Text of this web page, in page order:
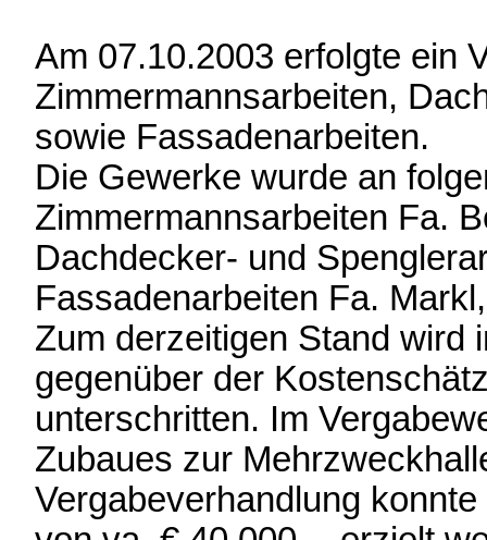
Am 07.10.2003 erfolgte ein
Zimmermannsarbeiten,
sowie Fassadenarbeiten.
Die Gewerke wurde an
Zimmermannsarbeiten Fa.
Dachdecker- und
Fassadenarbeiten Fa.
Zum derzeitigen Stand wird
gegenüber der
unterschritten. Im
Zubaues zur
Vergabeverhandlung